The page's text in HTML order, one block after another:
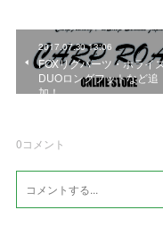
2017.07.30 13:06
FOXリグパーツ・ホライ
DUOロングフットなど追
加！
0コメント